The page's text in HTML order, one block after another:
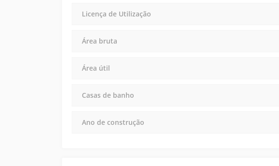
Licença de Utilização
Área bruta
Área útil
Casas de banho
Ano de construção